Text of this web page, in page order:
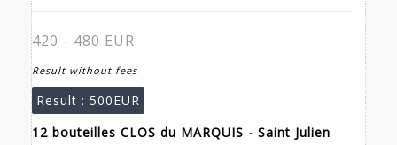
420 - 480 EUR
Result without fees
Result : 500EUR
12 bouteilles CLOS du MARQUIS - Saint Julien